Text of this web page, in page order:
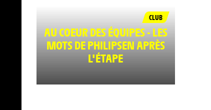
CLUB
AU COEUR DES ÉQUIPES - LES
MOTS DE PHILIPSEN APRÈS
L'ÉTAPE